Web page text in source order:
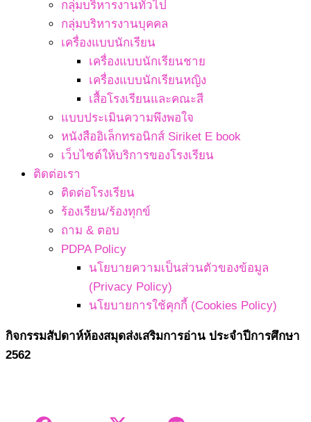
กลุ่มบริหารงานทั่วไป
กลุ่มบริหารงานบุคคล
เครื่องแบบนักเรียน
เครื่องแบบนักเรียนชาย
เครื่องแบบนักเรียนหญิง
เสื้อโรงเรียนและคณะสี
แบบประเมินความพึงพอใจ
หนังสืออิเล็กทรอนิกส์ Siriket E book
เว็บไซต์ให้บริการของโรงเรียน
ติดต่อเรา
ติดต่อโรงเรียน
ร้องเรียน/ร้องทุกข์
ถาม & ตอบ
PDPA Policy
นโยบายความเป็นส่วนตัวของข้อมูล
(Privacy Policy)
นโยบายการใช้คุกกี้ (Cookies Policy)
กิจกรรมสัปดาห์ห้องสมุดส่งเสริมการอ่าน ประจำปีการศึกษา
2562